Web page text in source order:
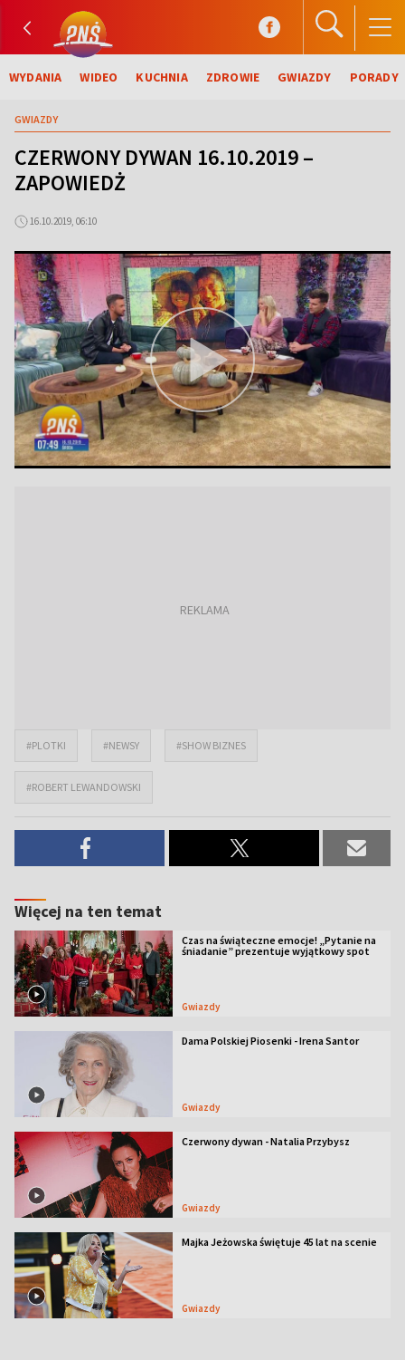
WYDANIA WIDEO KUCHNIA ZDROWIE GWIAZDY PORADY
GWIAZDY
CZERWONY DYWAN 16.10.2019 –
ZAPOWIEDŻ
16.10.2019, 06:10
#PLOTKI #NEWSY #SHOW BIZNES
#ROBERT LEWANDOWSKI
Więcej na ten temat
Czas na świąteczne emocje! „Pytanie na
śniadanie” prezentuje wyjątkowy spot
Gwiazdy
Dama Polskiej Piosenki - Irena Santor
Gwiazdy
Czerwony dywan - Natalia Przybysz
Gwiazdy
Majka Jeżowska świętuje 45 lat na scenie
Gwiazdy